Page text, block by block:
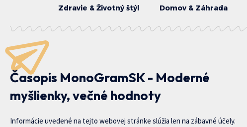
Zdravie & Životný štýl Domov & Záhrada
Časopis MonoGramSK - Moderné
myšlienky, večné hodnoty
Informácie uvedené na tejto webovej stránke slúžia len na zábavné účely.